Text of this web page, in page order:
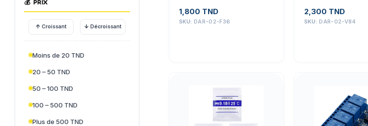
💰 PRIX
↑ Croissant ↓ Décroissant
Moins de 20 TND
20 – 50 TND
50 – 100 TND
100 – 500 TND
Plus de 500 TND
1,800 TND
SKU: DAR-02-F36
2,300 TND
SKU: DAR-02-V84